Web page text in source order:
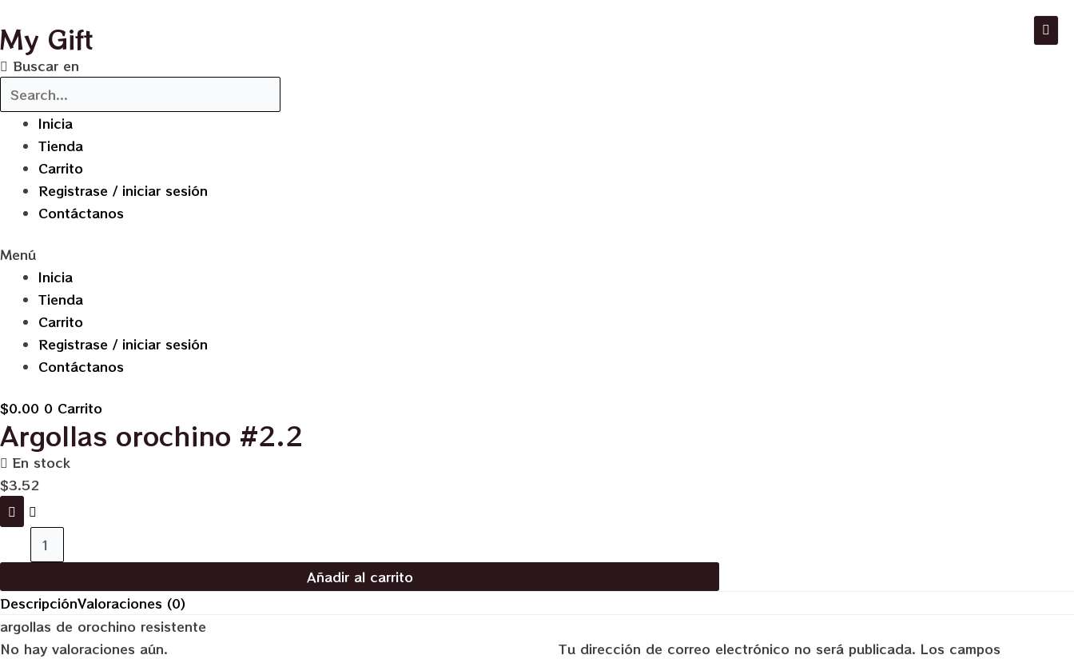
al
contenido
My Gift
Buscar en
Inicia
Tienda
Carrito
Registrase / iniciar sesión
Contáctanos
Menú
Inicia
Tienda
Carrito
Registrase / iniciar sesión
Contáctanos
$0.00 0 Carrito
Argollas orochino #2.2
En stock
$3.52
Argollas
orochino
cantidad
Añadir al carrito
DescripciónValoraciones (0)
argollas de orochino resistente
No hay valoraciones aún.
Tu dirección de correo electrónico no será publicada. Los campos